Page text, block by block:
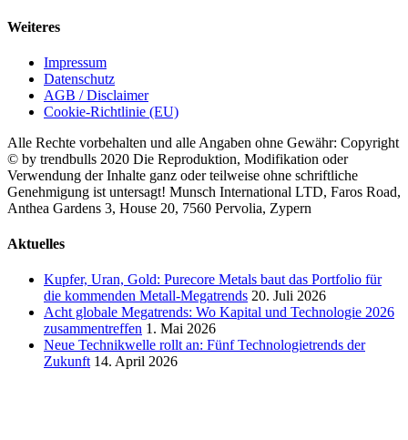
Weiteres
Impressum
Datenschutz
AGB / Disclaimer
Cookie-Richtlinie (EU)
Alle Rechte vorbehalten und alle Angaben ohne Gewähr: Copyright
© by trendbulls 2020 Die Reproduktion, Modifikation oder
Verwendung der Inhalte ganz oder teilweise ohne schriftliche
Genehmigung ist untersagt! Munsch International LTD, Faros Road,
Anthea Gardens 3, House 20, 7560 Pervolia, Zypern
Close
Aktuelles
Kupfer, Uran, Gold: Purecore Metals baut das Portfolio für
die kommenden Metall-Megatrends 20. Juli 2026
Acht globale Megatrends: Wo Kapital und Technologie 2026
zusammentreffen 1. Mai 2026
Neue Technikwelle rollt an: Fünf Technologietrends der
Zukunft 14. April 2026